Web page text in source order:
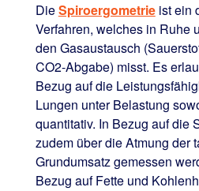
DieSpiroergometrieist ein
Verfahren, welches in Ruhe
den Gasaustausch
CO2-Abgabe) misst. Es
Bezug auf die
Lungen unter Belastung
quantitativ. In Bezug auf die
zudem über die Atmung der
Grundumsatz gemessen
Bezug auf Fette und